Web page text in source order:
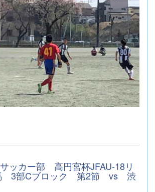
ッカー部 高円宮杯JFAU-18リ
3部Cブロック 第2節 vs 渋